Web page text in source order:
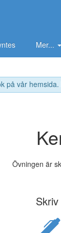
på vår
Mer...
Övningen är
Skriv